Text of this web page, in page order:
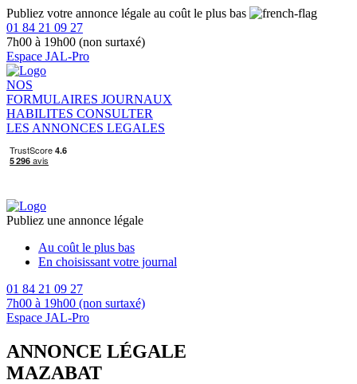
Publiez votre annonce légale au coût le plus bas
01 84 21 09 27
7h00 à 19h00 (non surtaxé)
Espace JAL-Pro
NOS
FORMULAIRES JOURNAUX
HABILITES CONSULTER
LES ANNONCES LEGALES
Publiez une annonce légale
Au coût le plus bas
En choisissant votre journal
01 84 21 09 27
7h00 à 19h00 (non surtaxé)
Espace JAL-Pro
ANNONCE LÉGALE
MAZABAT